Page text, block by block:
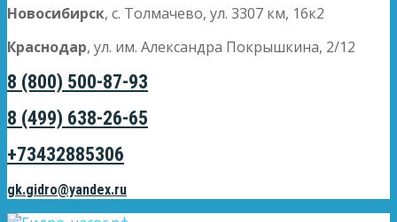
Новосибирск, с. Толмачево, ул. 3307 км, 16к2
Краснодар, ул. им. Александра Покрышкина, 2/12
8 (800) 500-87-93
8 (499) 638-26-65
+73432885306
gk.gidro@yandex.ru